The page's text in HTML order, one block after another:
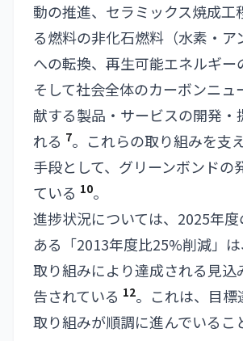
動の推進、セラミックス焼成工
る燃料の非化石燃料（水素・ア
への転換、再生可能エネルギー
そして社会全体のカーボンニュ
献する製品・サービスの開発・
れる 7。これらの取り組みを支
手段として、グリーンボンドの
ている 10。
進捗状況については、2025年
ある「2013年度比25%削減」
取り組みにより達成される見込
告されている 12。これは、目標
取り組みが順調に進んでいるこ